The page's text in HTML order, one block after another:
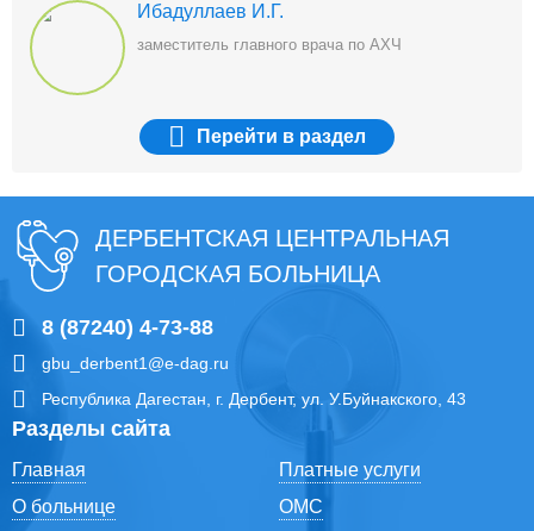
Ибадуллаев И.Г.
заместитель главного врача по АХЧ
Перейти в раздел
ДЕРБЕНТСКАЯ ЦЕНТРАЛЬНАЯ
ГОРОДСКАЯ БОЛЬНИЦА
8 (87240) 4-73-88
gbu_derbent1@e-dag.ru
Республика Дагестан, г. Дербент, ул. У.Буйнакского, 43
Разделы сайта
Главная
Платные услуги
О больнице
ОМС